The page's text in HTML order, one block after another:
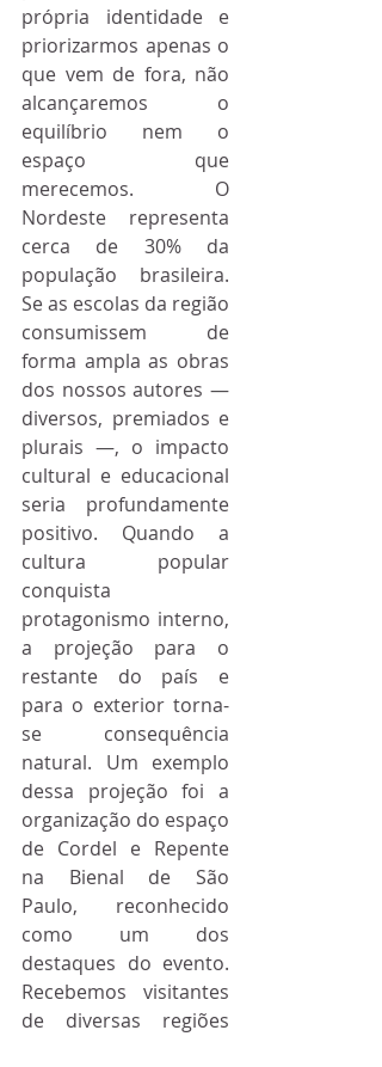
própria identidade e
priorizarmos apenas o
que vem de fora, não
alcançaremos o
equilíbrio nem o
espaço que
merecemos. O
Nordeste representa
cerca de 30% da
população brasileira.
Se as escolas da região
consumissem de
forma ampla as obras
dos nossos autores —
diversos, premiados e
plurais —, o impacto
cultural e educacional
seria profundamente
positivo. Quando a
cultura popular
conquista
protagonismo interno,
a projeção para o
restante do país e
para o exterior torna-
se consequência
natural. Um exemplo
dessa projeção foi a
organização do espaço
de Cordel e Repente
na Bienal de São
Paulo, reconhecido
como um dos
destaques do evento.
Recebemos visitantes
de diversas regiões